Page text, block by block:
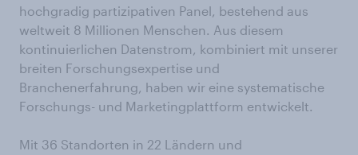
hochgradig partizipativen Panel, bestehend aus
weltweit 8 Millionen Menschen. Aus diesem
kontinuierlichen Datenstrom, kombiniert mit unserer
breiten Forschungsexpertise und
Branchenerfahrung, haben wir eine systematische
Forschungs- und Marketingplattform entwickelt.
Mit 36 Standorten in 22 Ländern und